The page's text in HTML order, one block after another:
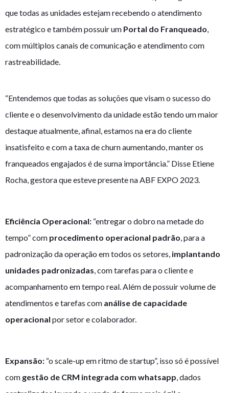
que todas as unidades estejam recebendo o atendimento
estratégico e também possuir um Portal do Franqueado,
com múltiplos canais de comunicação e atendimento com
rastreabilidade.
“Entendemos que todas as soluções que visam o sucesso do
cliente e o desenvolvimento da unidade estão tendo um maior
destaque atualmente, afinal, estamos na era do cliente
insatisfeito e com a taxa de churn aumentando, manter os
franqueados engajados é de suma importância.” Disse Etiene
Rocha, gestora que esteve presente na ABF EXPO 2023.
Eficiência Operacional: “entregar o dobro na metade do
tempo” com procedimento operacional padrão, para a
padronização da operação em todos os setores, implantando
unidades padronizadas, com tarefas para o cliente e
acompanhamento em tempo real. Além de possuir volume de
atendimentos e tarefas com análise de capacidade
operacional por setor e colaborador.
Expansão: “o scale-up em ritmo de startup”, isso só é possível
com gestão de CRM integrada com whatsapp, dados